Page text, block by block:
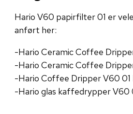
Hario V60 papirfilter 01 er
anført her:
-Hario Ceramic Coffee
-Hario Ceramic Coffee
-Hario Coffee Dripper V60 01
-Hario glas kaffedrypper V60